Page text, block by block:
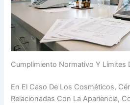
Cumplimiento Normativo Y Límites
En El Caso De Los Cosméticos,
Relacionadas Con La Apariencia,